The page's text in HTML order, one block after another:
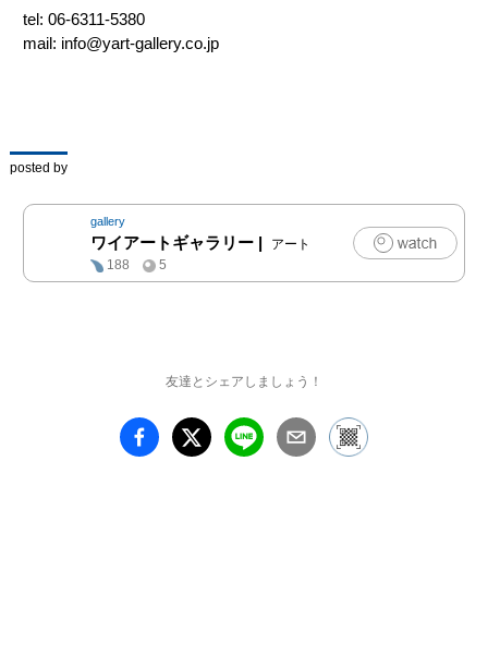
代から人は硬い物質に何
かを刻み始めた。
鋼を手にする事で刻む技
術は、その精神をさらに
深遠なる世界へと昇華さ
せる。
画は本能的な感覚の覚醒
であり、素材と宇宙の融
tel: 06-6311-5380
mail: info@yart-gallery.co.jp
posted by
gallery
ワイアートギャラリー |
アート
188
5
友達とシェアしましょう！